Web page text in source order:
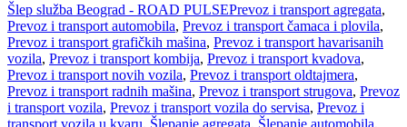
Šlep služba Beograd - ROAD PULSEPrevoz i transport agregata,
Prevoz i transport automobila, Prevoz i transport čamaca i plovila,
Prevoz i transport grafičkih mašina, Prevoz i transport havarisanih
vozila, Prevoz i transport kombija, Prevoz i transport kvadova,
Prevoz i transport novih vozila, Prevoz i transport oldtajmera,
Prevoz i transport radnih mašina, Prevoz i transport strugova, Prevoz
i transport vozila, Prevoz i transport vozila do servisa, Prevoz i
transport vozila u kvaru, Šlepanje agregata, Šlepanje automobila,